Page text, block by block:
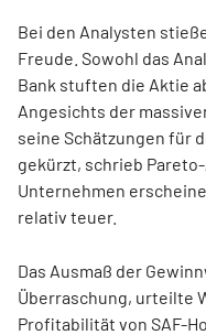
Bei den Analysten
Freude. Sowohl das
Bank stuften die Aktie
Angesichts der
seine Schätzungen für
gekürzt, schrieb
Unternehmen
relativ teuer.
Das Ausmaß der
Überraschung, urteilte
Profitabilität von SAF-